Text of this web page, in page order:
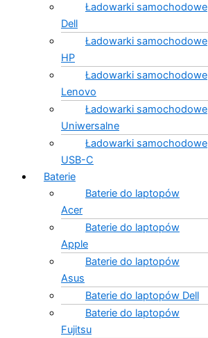
Ładowarki samochodowe
Dell
Ładowarki samochodowe
HP
Ładowarki samochodowe
Lenovo
Ładowarki samochodowe
Uniwersalne
Ładowarki samochodowe
USB-C
Baterie
Baterie do laptopów
Acer
Baterie do laptopów
Apple
Baterie do laptopów
Asus
Baterie do laptopów Dell
Baterie do laptopów
Fujitsu